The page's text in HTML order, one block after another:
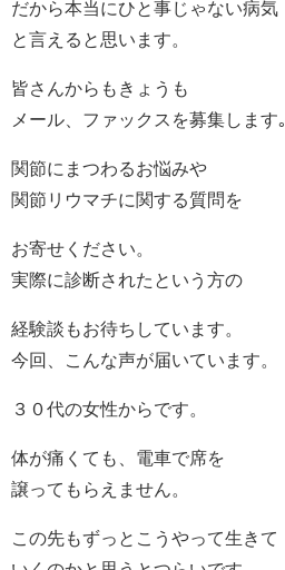
だから本当にひと事じゃない病気
と言えると思います。
皆さんからもきょうも
メール、ファックスを募集します｡
関節にまつわるお悩みや
関節リウマチに関する質問を
お寄せください。
実際に診断されたという方の
経験談もお待ちしています。
今回、こんな声が届いています。
３０代の女性からです。
体が痛くても、電車で席を
譲ってもらえません。
この先もずっとこうやって生きて